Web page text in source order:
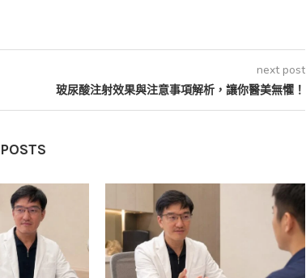
next post
玻尿酸注射效果與注意事項解析，讓你醫美無懼！